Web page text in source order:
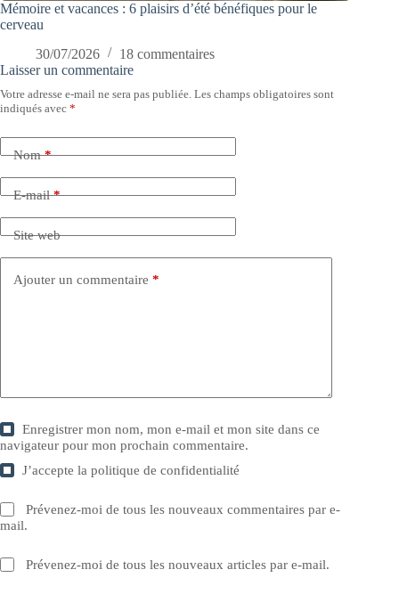
Mémoire et vacances : 6 plaisirs d’été bénéfiques pour le
cerveau
30/07/2026
18 commentaires
Laisser un commentaire
Votre adresse e-mail ne sera pas publiée. Les champs obligatoires sont
indiqués avec *
Nom*
E-mail*
Site web
Ajouter un commentaire *
Enregistrer mon nom, mon e-mail et mon site dans ce
navigateur pour mon prochain commentaire.
J’accepte lapolitique de confidentialité
Prévenez-moi de tous les nouveaux commentaires par e-
mail.
Prévenez-moi de tous les nouveaux articles par e-mail.